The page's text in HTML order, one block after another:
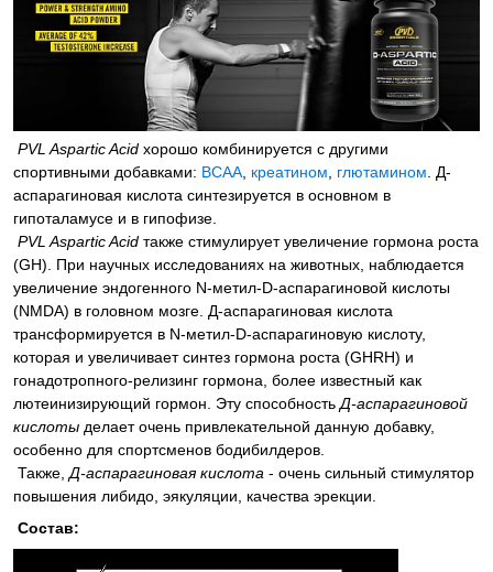
PVL Aspartic Acid хорошо комбинируется с другими
спортивными добавками: ВСАА, креатином, глютамином. Д-
аспарагиновая кислота синтезируется в основном в
гипоталамусе и в гипофизе.
PVL Aspartic Acid также стимулирует увеличение гормона роста
(GH). При научных исследованиях на животных, наблюдается
увеличение эндогенного N-метил-D-аспарагиновой кислоты
(NMDA) в головном мозге. Д-аспарагиновая кислота
трансформируется в N-метил-D-аспарагиновую кислоту,
которая и увеличивает синтез гормона роста (GHRH) и
гонадотропного-релизинг гормона, более известный как
лютеинизирующий гормон. Эту способностьД-аспарагиновой
кислоты делает очень привлекательной данную добавку,
особенно для спортсменов бодибилдеров.
Также,Д-аспарагиновая кислота - очень сильный стимулятор
повышения либидо, эякуляции, качества эрекции.
Состав: